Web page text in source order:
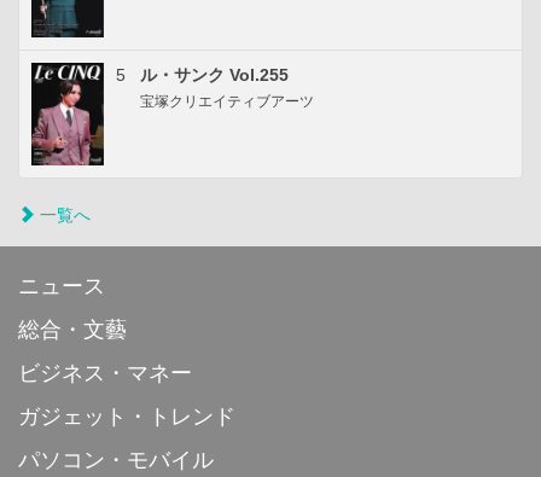
5 ル・サンク Vol.255
宝塚クリエイティブアーツ
一覧へ
ニュース
総合・文藝
ビジネス・マネー
ガジェット・トレンド
パソコン・モバイル